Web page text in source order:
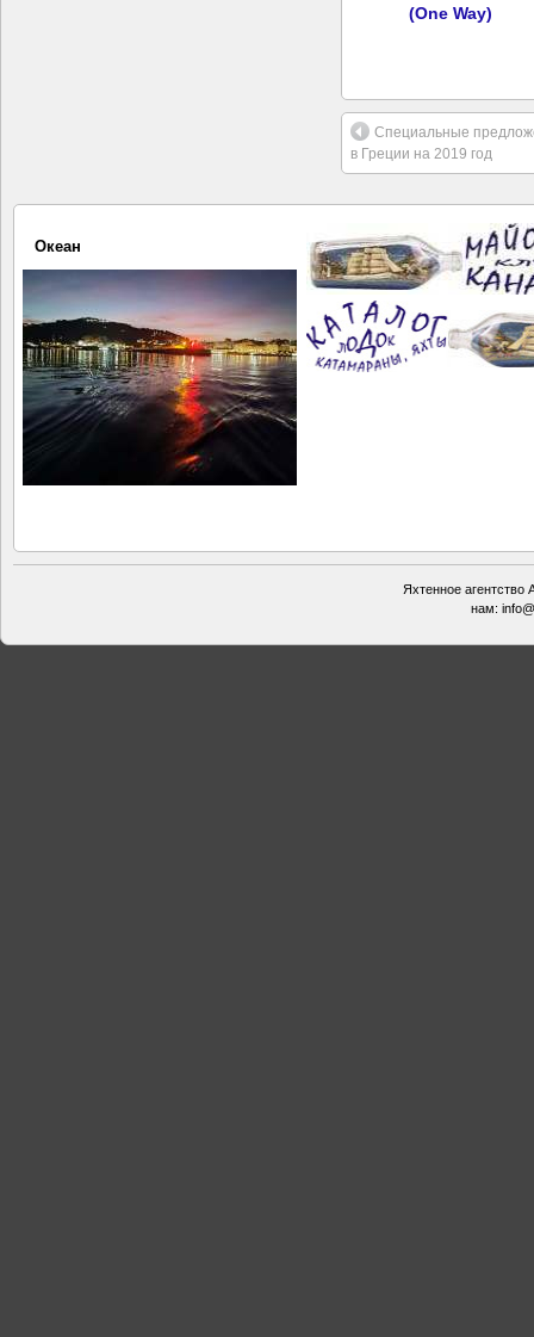
(One Way)
Специальные
в Греции на 2019 год
Океан
Яхтенное
нам: